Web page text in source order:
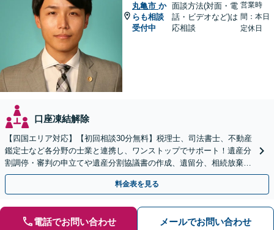
丸亀市 か
らも相談
受付中
面談方法(対面・電
話・ビデオなど)は
応相談
営業時
間：本日
定休日
口座凍結解除
【四国エリア対応】【初回相談30分無料】税理士、司法書士、不動産
鑑定士など各分野の士業と連携し、ワンストップでサポート！遺産分
割調停・審判の申立てや遺産分割協議書の作成、遺留分、相続放棄、
遺言書など幅広いご相談に対応【オンライン面談OK】
料金表を見る
電話でお問い合わせ メールでお問い合わせ